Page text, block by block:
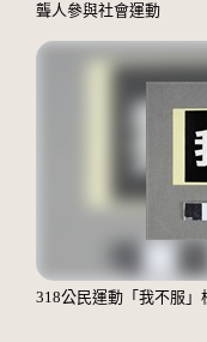
聾人參與社會運動
318公民運動「我不服」